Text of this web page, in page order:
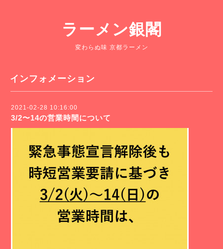
ラーメン銀閣
変わらぬ味 京都ラーメン
インフォメーション
2021-02-28 10:16:00
3/2〜14の営業時間について